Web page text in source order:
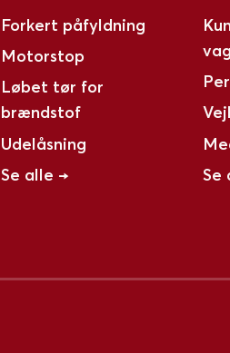
Forkert påfyldning
Motorstop
Løbet tør for
brændstof
Udelåsning
Se alle →
Se